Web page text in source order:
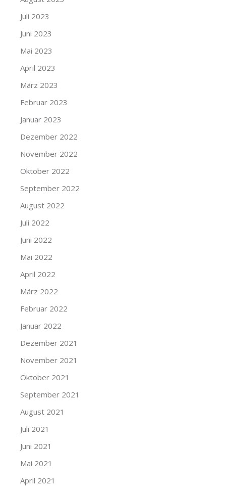
Juli 2023
Juni 2023
Mai 2023
April 2023
März 2023
Februar 2023
Januar 2023
Dezember 2022
November 2022
Oktober 2022
September 2022
August 2022
Juli 2022
Juni 2022
Mai 2022
April 2022
März 2022
Februar 2022
Januar 2022
Dezember 2021
November 2021
Oktober 2021
September 2021
August 2021
Juli 2021
Juni 2021
Mai 2021
April 2021